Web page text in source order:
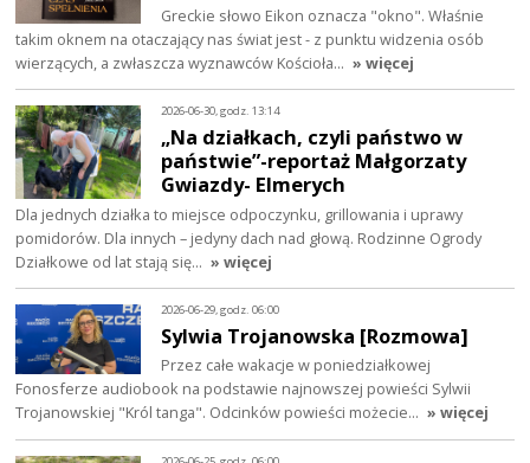
Greckie słowo Eikon oznacza "okno". Właśnie
takim oknem na otaczający nas świat jest - z punktu widzenia osób
wierzących, a zwłaszcza wyznawców Kościoła… » więcej
2026-06-30, godz. 13:14
„Na działkach, czyli państwo w
państwie”-reportaż Małgorzaty
Gwiazdy- Elmerych
Dla jednych działka to miejsce odpoczynku, grillowania i uprawy
pomidorów. Dla innych – jedyny dach nad głową. Rodzinne Ogrody
Działkowe od lat stają się… » więcej
2026-06-29, godz. 06:00
Sylwia Trojanowska [Rozmowa]
Przez całe wakacje w poniedziałkowej
Fonosferze audiobook na podstawie najnowszej powieści Sylwii
Trojanowskiej "Król tanga". Odcinków powieści możecie… » więcej